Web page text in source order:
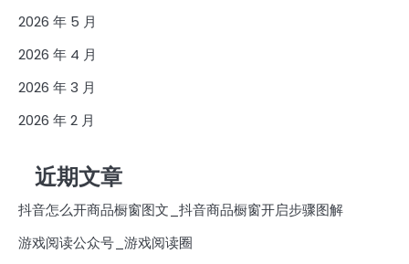
2026 年 5 月
2026 年 4 月
2026 年 3 月
2026 年 2 月
近期文章
抖音怎么开商品橱窗图文_抖音商品橱窗开启步骤图解
游戏阅读公众号_游戏阅读圈